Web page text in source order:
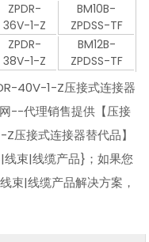
ZPDR-
36V-1-Z
BM10B-
ZPDSS-TF
ZPDR-
38V-1-Z
BM12B-
ZPDSS-TF
40V-1-Z压接式连接器
--代理销售提供【压接
压接式连接器替代品】
束|线缆产品}；如果您
束|线缆产品解决方案，